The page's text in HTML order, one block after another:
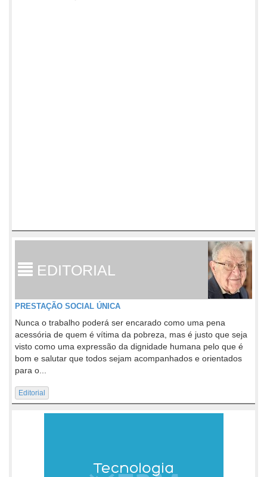
EDITORIAL
PRESTAÇÃO SOCIAL ÚNICA
Nunca o trabalho poderá ser encarado como uma pena
acessória de quem é vítima da pobreza, mas é justo que seja
visto como uma expressão da dignidade humana pelo que é
bom e salutar que todos sejam acompanhados e orientados
para o...
Editorial